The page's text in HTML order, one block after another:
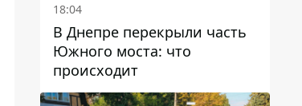
18:04
В Днепре перекрыли часть
Южного моста: что
происходит